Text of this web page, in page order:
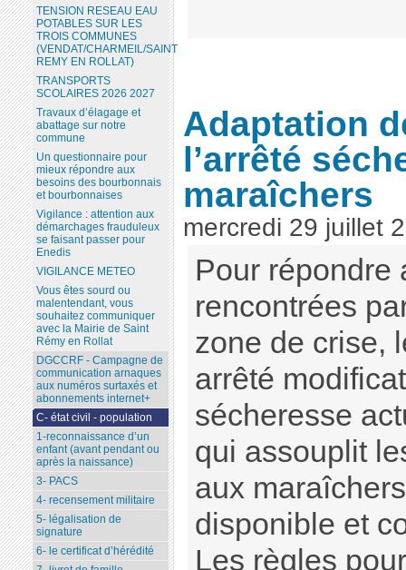
Adaptation
l’arrêté
maraîchers
mercredi 29 juillet
Pour répondre
rencontrées
zone de crise,
arrêté
sécheresse
qui assouplit
aux
disponible et
Les règles
TENSION RESEAU EAU
POTABLES SUR LES
TROIS COMMUNES
(VENDAT/CHARMEIL/SAINT
REMY EN ROLLAT)
TRANSPORTS
SCOLAIRES 2026 2027
Travaux d’élagage et
abattage sur notre
commune
Un questionnaire pour
mieux répondre aux
besoins des bourbonnais
et bourbonnaises
Vigilance : attention aux
démarchages frauduleux
se faisant passer pour
Enedis
VIGILANCE METEO
Vous êtes sourd ou
malentendant, vous
souhaitez communiquer
avec la Mairie de Saint
Rémy en Rollat
DGCCRF - Campagne de
communication arnaques
aux numéros surtaxés et
abonnements internet+
C- état civil - population
1-reconnaissance d’un
enfant (avant pendant ou
après la naissance)
3- PACS
4- recensement militaire
5- légalisation de
signature
6- le certificat d’hérédité